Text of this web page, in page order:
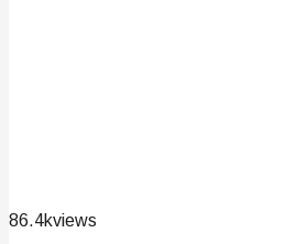
86.4kviews